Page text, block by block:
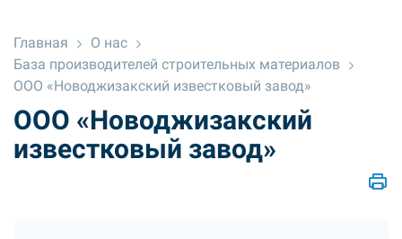
Главная
О нас
База производителей строительных материалов
ООО «Новоджизакский известковый завод»
ООО «Новоджизакский
известковый завод»